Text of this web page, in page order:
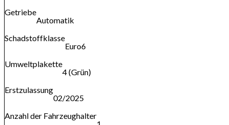
Getriebe
Automatik
Schadstoffklasse
Euro6
Umweltplakette
4 (Grün)
Erstzulassung
02/2025
Anzahl der Fahrzeughalter